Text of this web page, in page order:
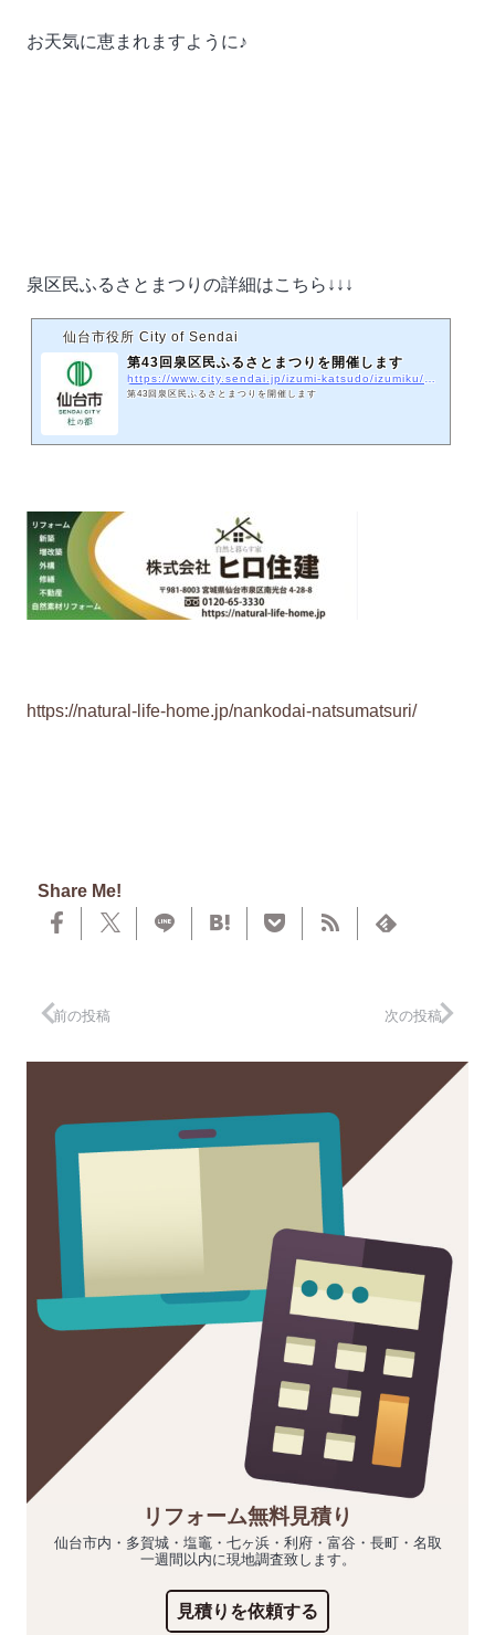
お天気に恵まれますように♪
泉区民ふるさとまつりの詳細はこちら↓↓↓
仙台市役所 City of Sendai
第43回泉区民ふるさとまつりを開催します
https://www.city.sendai.jp/izumi-katsudo/izumiku/machizukuri/event/hurumatu/43izumihurusato.html
第43回泉区民ふるさとまつりを開催します
https://natural-life-home.jp/nankodai-natsumatsuri/
Share Me!
前の投稿 次の投稿
リフォーム無料見積り
仙台市内・多賀城・塩竈・七ヶ浜・利府・富谷・長町・名取
一週間以内に現地調査致します。
見積りを依頼する